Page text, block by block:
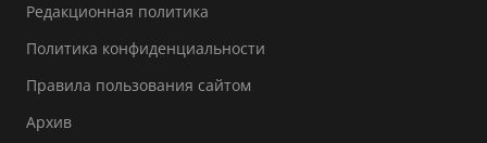
Редакционная политика
Политика конфиденциальности
Правила пользования сайтом
Архив